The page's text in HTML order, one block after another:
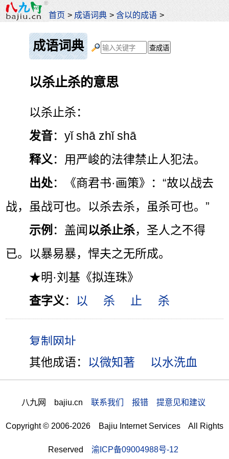
首页 > 成语词典 >含以的成语 >
成语词典
以杀止杀的意思
以杀止杀：
发音：yǐ shā zhǐ shā
释义 ：用严峻的法律禁止人犯法。
出处：《商君书·画策》：“故以战去
战，虽战可也。以杀去杀，虽杀可也。”
示例 ：盖闻以杀止杀，圣人之不得
已。以暴易暴，悍夫之无所成。
★明·刘基《拟连珠》
查字义 ： 以 杀 止 杀
其他成语： 以微知著 以水洗血
八九网 bajiu.cn 联系我们 报错 提意见和建议
Copyright © 2006-2026 Bajiu Internet Services All Rights
Reserved 渝ICP备09004988号-12